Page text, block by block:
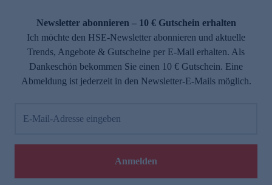
Newsletter abonnieren – 10 € Gutschein erhalten
Ich möchte den HSE-Newsletter abonnieren und aktuelle
Trends, Angebote & Gutscheine per E-Mail erhalten. Als
Dankeschön bekommen Sie einen 10 € Gutschein. Eine
Abmeldung ist jederzeit in den Newsletter-E-Mails möglich.
E-Mail-Adresse eingeben
Anmelden